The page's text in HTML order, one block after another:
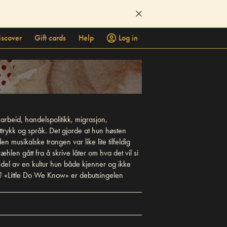
Gift cards Help
Log in
handelspolitikk, migrasjon,
og språk. Det gjorde at hun høsten
musikalske trangen var like lite tilfeldig
gått fra å skrive låter om hva det vil si
av en kultur hun både kjenner og ikke
Do We Know» er debutsingelen